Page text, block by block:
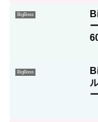
BigBoss
BigBoss